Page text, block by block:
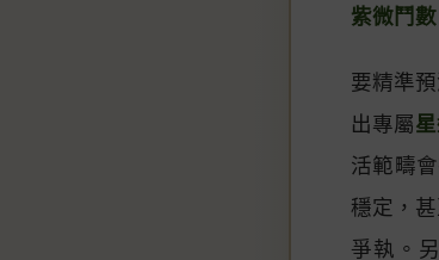
紫微鬥數
要精準預
出專屬
活範疇
穩定，
爭執。另